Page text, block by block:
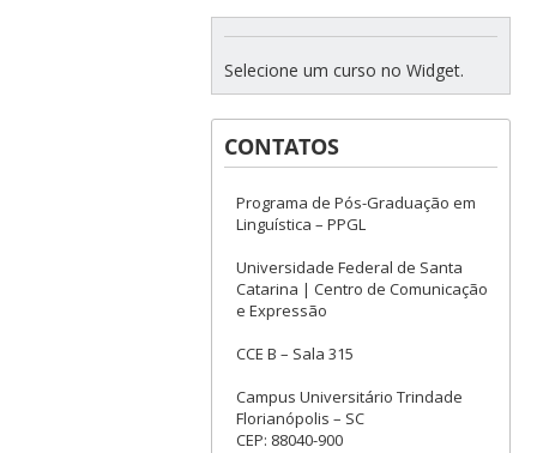
Selecione um curso no Widget.
CONTATOS
Programa de Pós-Graduação em
Linguística – PPGL
Universidade Federal de Santa
Catarina | Centro de Comunicação
e Expressão
CCE B – Sala 315
Campus Universitário Trindade
Florianópolis – SC
CEP: 88040-900